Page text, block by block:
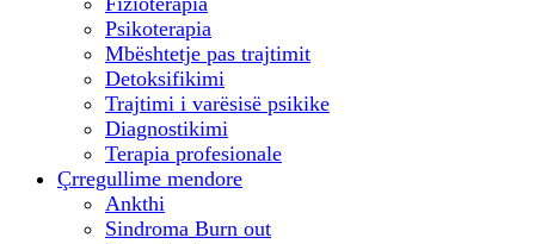
Psikoterapia
Mbështetje pas trajtimit
Detoksifikimi
Trajtimi i varësisë psikike
Diagnostikimi
Terapia profesionale
Çrregullime mendore
Ankthi
Sindroma Burn out